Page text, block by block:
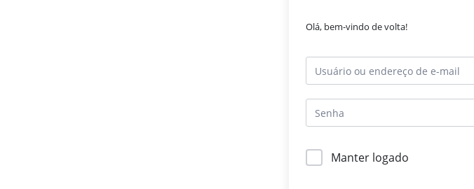
Olá, bem-vindo de volta!
Manter logado